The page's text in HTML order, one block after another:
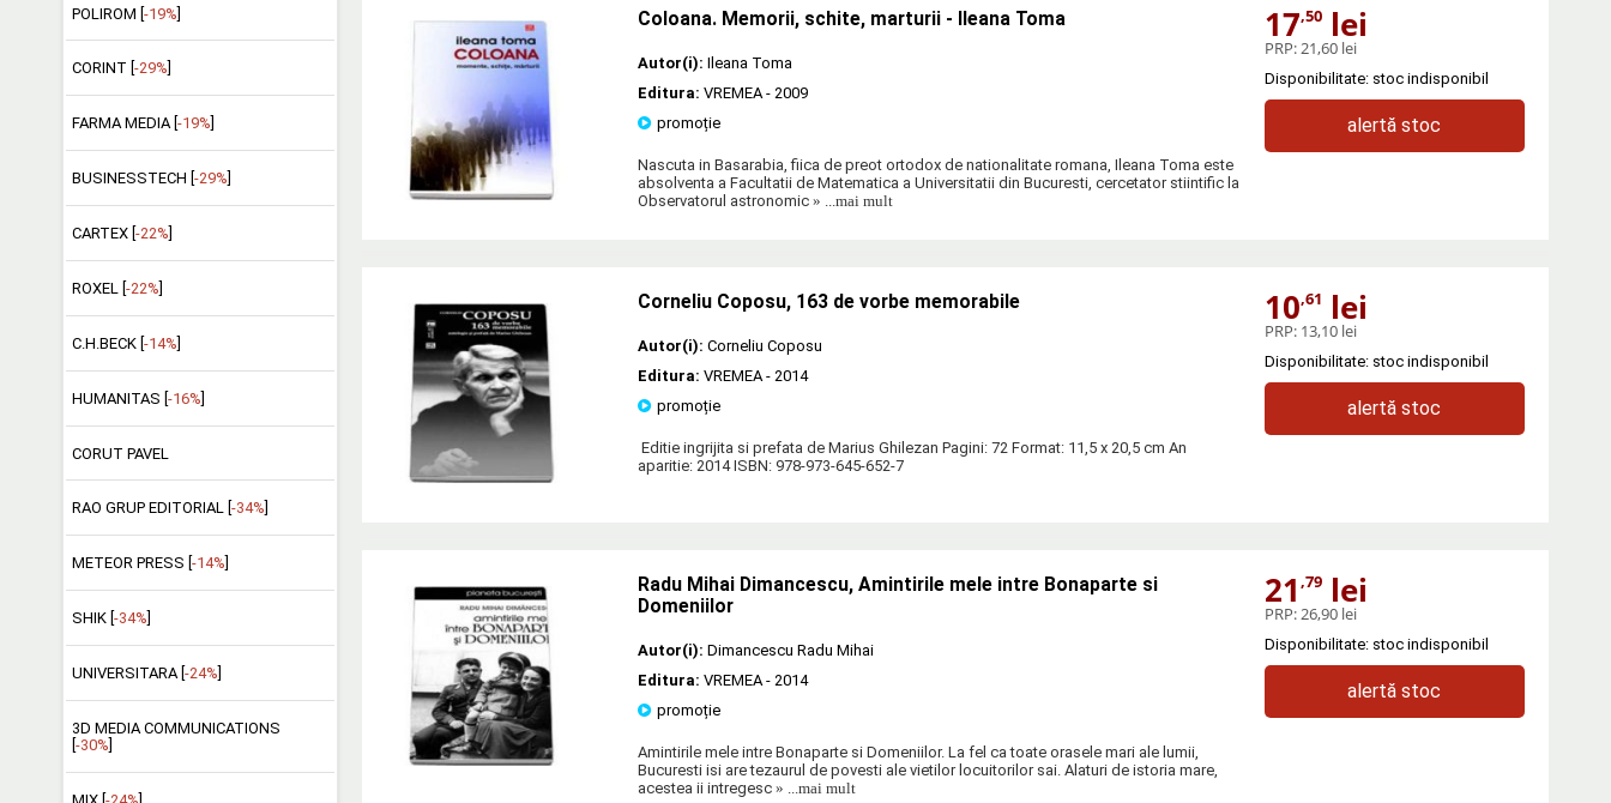
POLIROM [-19%]
CORINT [ -29%
FARMA MEDIA [ -19%
BUSINESSTECH [ -29%
CARTEX [ -22%
ROXEL [ -22%
C.H.BECK [ -14%
HUMANITAS [-16%]
CORUT PAVEL
RAO GRUP EDITORIAL [ -34%
METEOR PRESS [ -14%
SHIK [ -34%
UNIVERSITARA [ -24%
3D MEDIA COMMUNICATIONS
-30%
Coloana. Memorii, schite, marturii - Ileana Toma
Autor(i): Ileana Toma
Editura: VREMEA - 2009
promoție
Nascuta in Basarabia, fiica de preot ortodox de nationalitate romana, Ileana Toma este
absolventa a Facultatii de Matematica a Universitatii din Bucuresti, cercetator stiintific la
Observatorul astronomic » ...mai mult
17,50lei
PRP: 21,60 lei
Disponibilitate: stoc indisponibil
alertă stoc
Corneliu Coposu, 163 de vorbe memorabile
Autor(i): Corneliu Coposu
Editura: VREMEA - 2014
promoție
Editie ingrijita si prefata de Marius Ghilezan Pagini: 72 Format: 11,5 x 20,5 cm An
aparitie: 2014 ISBN: 978-973-645-652-7
10,61 lei
PRP: 13,10 lei
Disponibilitate: stoc indisponibil
alertă stoc
Radu Mihai Dimancescu, Amintirile mele intre Bonaparte si
Domeniilor
Autor(i): Dimancescu Radu Mihai
Editura: VREMEA - 2014
promoție
Amintirile mele intre Bonaparte si Domeniilor. La fel ca toate orasele mari ale lumii,
Bucuresti isi are tezaurul de povesti ale vietilor locuitorilor sai. Alaturi de istoria mare,
acestea ii intregesc » ...mai mult
21 ,79lei
PRP: 26,90 lei
Disponibilitate: stoc indisponibil
alertă stoc